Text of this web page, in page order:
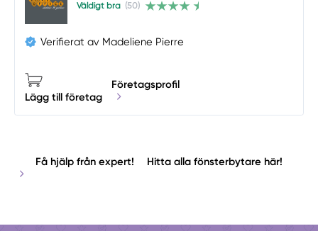
Väldigt bra (50)
Verifierat av Madeliene Pierre
Lägg till företag
Företagsprofil
Få hjälp från expert! Hitta alla fönsterbytare här!